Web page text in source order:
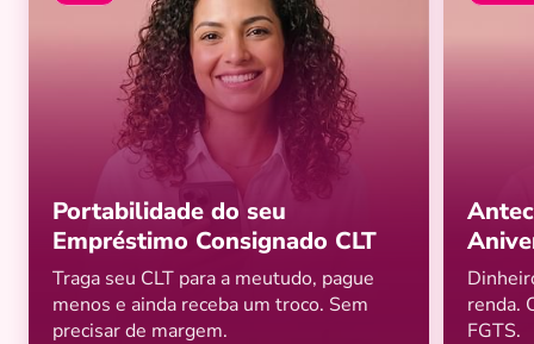
Portabilidade do seu
Empréstimo Consignado CLT
Traga seu CLT para a meutudo, pague
menos e ainda receba um troco. Sem
precisar de margem.
renda.
FGTS.